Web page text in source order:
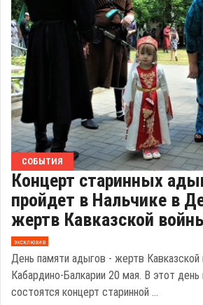
СОБЫТИЯ
Концерт старинных
пройдет в Нальчике в
жертв Кавказской
эксклюзив
День памяти адыгов - жертв
Кабардино-Балкарии 20 мая. В этот день
состоятся концерт старинной ...